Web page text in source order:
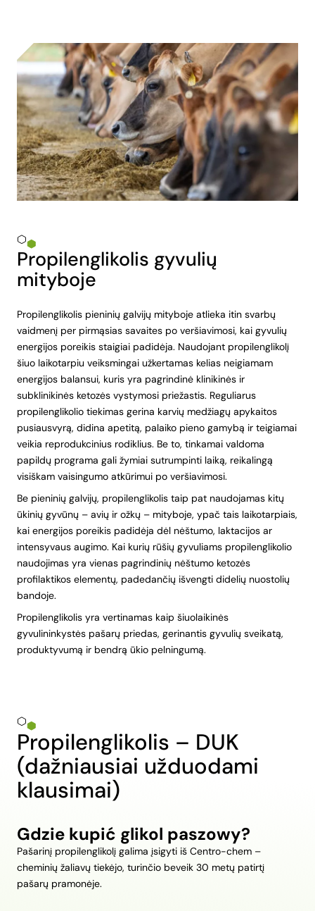
Propilenglikolis gyvulių
mityboje
Propilenglikolis pieninių galvijų mityboje atlieka itin svarbų
vaidmenį per pirmąsias savaites po veršiavimosi, kai gyvulių
energijos poreikis staigiai padidėja. Naudojant propilenglikolį
šiuo laikotarpiu veiksmingai užkertamas kelias neigiamam
energijos balansui, kuris yra pagrindinė klinikinės ir
subklinikinės ketozės vystymosi priežastis. Reguliarus
propilenglikolio tiekimas gerina karvių medžiagų apykaitos
pusiausvyrą, didina apetitą, palaiko pieno gamybą ir teigiamai
veikia reprodukcinius rodiklius. Be to, tinkamai valdoma
papildų programa gali žymiai sutrumpinti laiką, reikalingą
visiškam vaisingumo atkūrimui po veršiavimosi.
Be pieninių galvijų, propilenglikolis taip pat naudojamas kitų
ūkinių gyvūnų – avių ir ožkų – mityboje, ypač tais laikotarpiais,
kai energijos poreikis padidėja dėl nėštumo, laktacijos ar
intensyvaus augimo. Kai kurių rūšių gyvuliams propilenglikolio
naudojimas yra vienas pagrindinių nėštumo ketozės
profilaktikos elementų, padedančių išvengti didelių nuostolių
bandoje.
Propilenglikolis yra vertinamas kaip šiuolaikinės
gyvulininkystės pašarų priedas, gerinantis gyvulių sveikatą,
produktyvumą ir bendrą ūkio pelningumą.
Propilenglikolis – DUK
(dažniausiai užduodami
klausimai)
Gdzie kupić glikol paszowy?
Pašarinį propilenglikolį galima įsigyti iš Centro-chem –
cheminių žaliavų tiekėjo, turinčio beveik 30 metų patirtį
pašarų pramonėje.